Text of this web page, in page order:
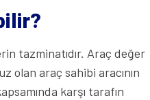
tazminatıdır. Araç değer
olan araç sahibi aracının
karşı tarafın